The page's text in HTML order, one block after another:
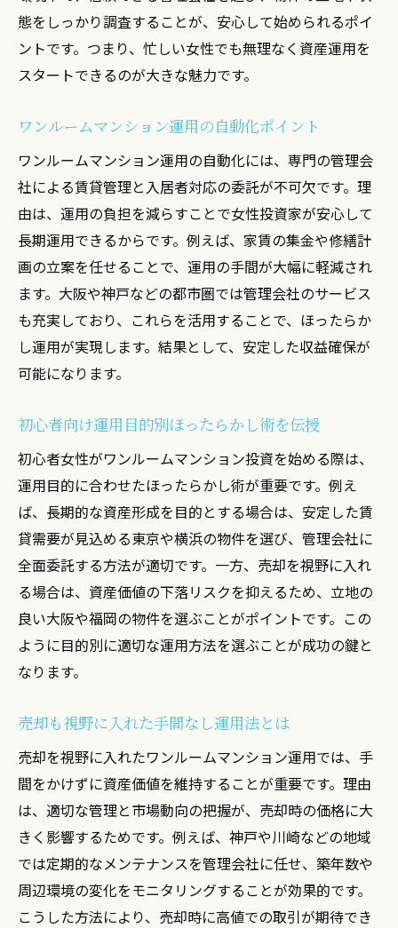
態をしっかり調査することが、安心して始められるポイ
ントです。つまり、忙しい女性でも無理なく資産運用を
スタートできるのが大きな魅力です。
ワンルームマンション運用の自動化ポイント
ワンルームマンション運用の自動化には、専門の管理会
社による賃貸管理と入居者対応の委託が不可欠です。理
由は、運用の負担を減らすことで女性投資家が安心して
長期運用できるからです。例えば、家賃の集金や修繕計
画の立案を任せることで、運用の手間が大幅に軽減され
ます。大阪や神戸などの都市圏では管理会社のサービス
も充実しており、これらを活用することで、ほったらか
し運用が実現します。結果として、安定した収益確保が
可能になります。
初心者向け運用目的別ほったらかし術を伝授
初心者女性がワンルームマンション投資を始める際は、
運用目的に合わせたほったらかし術が重要です。例え
ば、長期的な資産形成を目的とする場合は、安定した賃
貸需要が見込める東京や横浜の物件を選び、管理会社に
全面委託する方法が適切です。一方、売却を視野に入れ
る場合は、資産価値の下落リスクを抑えるため、立地の
良い大阪や福岡の物件を選ぶことがポイントです。この
ように目的別に適切な運用方法を選ぶことが成功の鍵と
なります。
売却も視野に入れた手間なし運用法とは
売却を視野に入れたワンルームマンション運用では、手
間をかけずに資産価値を維持することが重要です。理由
は、適切な管理と市場動向の把握が、売却時の価格に大
きく影響するためです。例えば、神戸や川崎などの地域
では定期的なメンテナンスを管理会社に任せ、築年数や
周辺環境の変化をモニタリングすることが効果的です。
こうした方法により、売却時に高値での取引が期待でき